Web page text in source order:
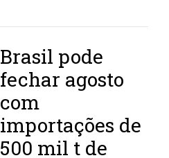
Brasil pode
fechar agosto
com
importações de
500 mil t de